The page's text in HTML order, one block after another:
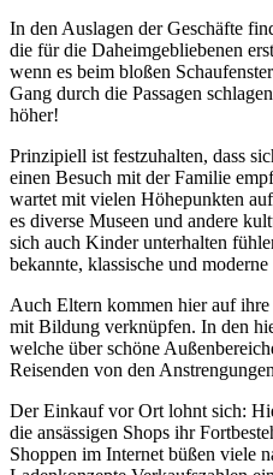
In den Auslagen der Geschäfte
die für die Daheimgebliebenen
wenn es beim bloßen
Gang durch die Passagen
höher!
Prinzipiell ist festzuhalten, dass
einen Besuch mit der Familie
wartet mit vielen Höhepunkten
es diverse Museen und andere
sich auch Kinder unterhalten
bekannte, klassische und
Auch Eltern kommen hier auf
mit Bildung verknüpfen. In den
welche über schöne
Reisenden von den
Der Einkauf vor Ort lohnt sich:
die ansässigen Shops ihr
Shoppen im Internet büßen viele